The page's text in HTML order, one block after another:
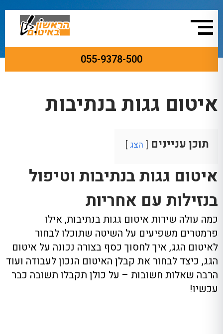
055-9378-500איטום גגות»איטום גגות בנתיבות
איטום גגות בנתיבות
תוכן עניינים הצג
איטום גגות בנתיבות וטיפול
בנזילות עם אחריות
כמה עולה שירות איטום גגות בנתיבות, אילו
פרמטרים משפיעים על השיטה שתוכלו לבחור
לאיטום הגג, איך לחסוך כסף בצורה נכונה על איטום
הגג, כיצד לבחור את קבלן האיטום הנכון לעבודה ועוד
הרבה שאלות חשובות – על כולן תקבלו תשובה כבר
עכשיו!